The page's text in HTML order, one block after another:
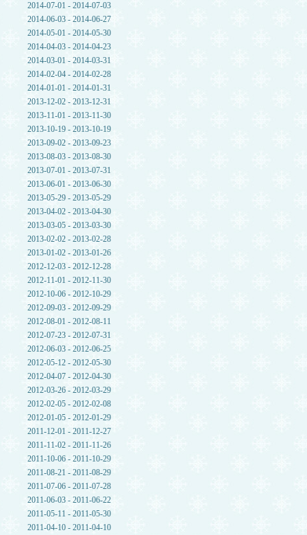
2014-07-01 - 2014-07-03
2014-06-03 - 2014-06-27
2014-05-01 - 2014-05-30
2014-04-03 - 2014-04-23
2014-03-01 - 2014-03-31
2014-02-04 - 2014-02-28
2014-01-01 - 2014-01-31
2013-12-02 - 2013-12-31
2013-11-01 - 2013-11-30
2013-10-19 - 2013-10-19
2013-09-02 - 2013-09-23
2013-08-03 - 2013-08-30
2013-07-01 - 2013-07-31
2013-06-01 - 2013-06-30
2013-05-29 - 2013-05-29
2013-04-02 - 2013-04-30
2013-03-05 - 2013-03-30
2013-02-02 - 2013-02-28
2013-01-02 - 2013-01-26
2012-12-03 - 2012-12-28
2012-11-01 - 2012-11-30
2012-10-06 - 2012-10-29
2012-09-03 - 2012-09-29
2012-08-01 - 2012-08-11
2012-07-23 - 2012-07-31
2012-06-03 - 2012-06-25
2012-05-12 - 2012-05-30
2012-04-07 - 2012-04-30
2012-03-26 - 2012-03-29
2012-02-05 - 2012-02-08
2012-01-05 - 2012-01-29
2011-12-01 - 2011-12-27
2011-11-02 - 2011-11-26
2011-10-06 - 2011-10-29
2011-08-21 - 2011-08-29
2011-07-06 - 2011-07-28
2011-06-03 - 2011-06-22
2011-05-11 - 2011-05-30
2011-04-10 - 2011-04-10